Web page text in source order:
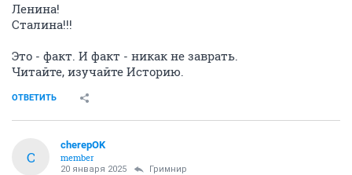
Ленина!
Сталина!!!
Это - факт. И факт - никак не заврать.
Читайте, изучайте Историю.
ОТВЕТИТЬ
C
cherepOK
member
20 января 2025 Гримнир